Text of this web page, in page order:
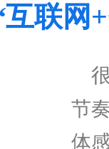
互联网
节
体